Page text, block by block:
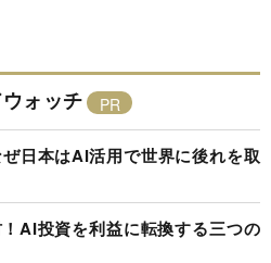
ウォッチ
ぜ日本はAI活用で世界に後れを取
AI投資を利益に転換する三つの